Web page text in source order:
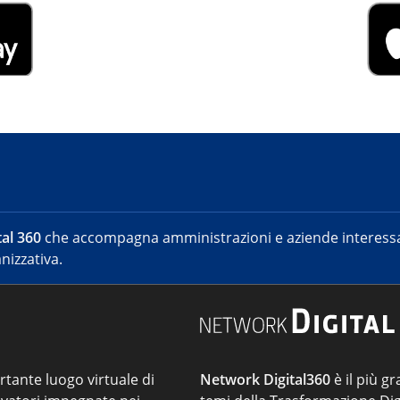
360 che accompagna amministrazioni e aziende
luogo virtuale di
Network Digital360 è il più